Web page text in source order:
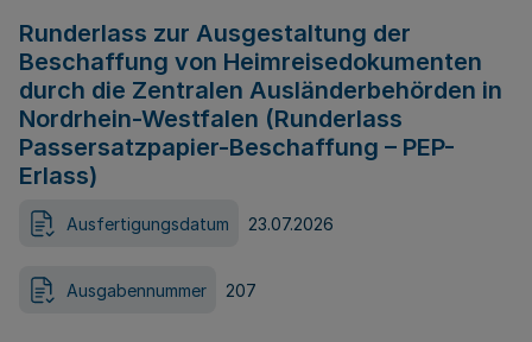
Runderlass zur Ausgestaltung der
Beschaffung von Heimreisedokumenten
durch die Zentralen Ausländerbehörden in
Nordrhein-Westfalen (Runderlass
Passersatzpapier-Beschaffung – PEP-
Erlass)
Ausfertigungsdatum 23.07.2026
Ausgabennummer 207